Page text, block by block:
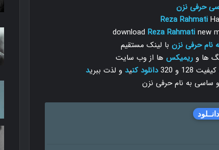
حرفی نزن
Reza Rahmati
download Reza Rahmatinew
نام حرفی نزن با لینک مستقیم
ها و ریمیکس ها از وب سایت
و 320
دانلود کنید و لذت ببرید